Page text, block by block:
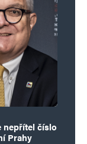
nepřítel číslo
Prahy